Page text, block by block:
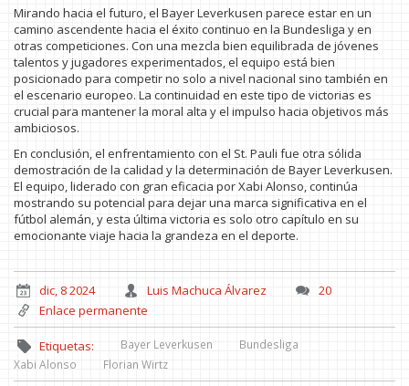
Mirando hacia el futuro, el Bayer Leverkusen parece estar en un
camino ascendente hacia el éxito continuo en la Bundesliga y en
otras competiciones. Con una mezcla bien equilibrada de jóvenes
talentos y jugadores experimentados, el equipo está bien
posicionado para competir no solo a nivel nacional sino también en
el escenario europeo. La continuidad en este tipo de victorias es
crucial para mantener la moral alta y el impulso hacia objetivos más
ambiciosos.
En conclusión, el enfrentamiento con el St. Pauli fue otra sólida
demostración de la calidad y la determinación de Bayer Leverkusen.
El equipo, liderado con gran eficacia por Xabi Alonso, continúa
mostrando su potencial para dejar una marca significativa en el
fútbol alemán, y esta última victoria es solo otro capítulo en su
emocionante viaje hacia la grandeza en el deporte.
dic, 8 2024 Luis Machuca Álvarez
20
Enlace permanente
Etiquetas: Bayer Leverkusen
Bundesliga
Xabi Alonso
Florian Wirtz